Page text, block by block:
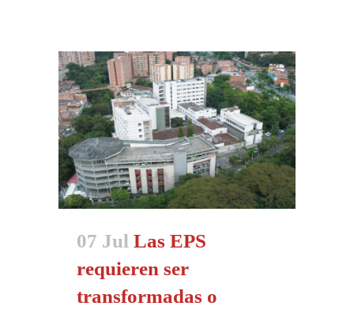
07 Jul Las EPS
requieren ser
transformadas o